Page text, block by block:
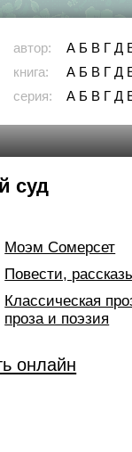
автор: А Б В Г Д
книга:
А Б В Г Д
серия:
А Б В Г Д
суд
Моэм Сомерсет
Повести,
Классическая
проза и поэзия
онлайн